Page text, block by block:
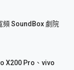
頻 SoundBox 劇院
X200 Pro、vivo